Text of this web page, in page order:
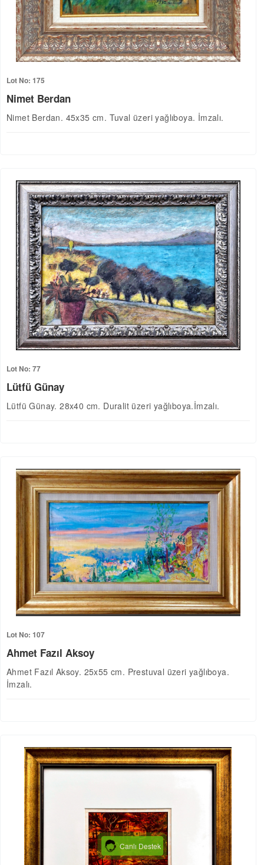
Lot No: 175
Nimet Berdan
Nimet Berdan. 45x35 cm. Tuval üzeri yağlıboya. İmzalı.
Lot No: 77
Lütfü Günay
Lütfü Günay. 28x40 cm. Duralit üzeri yağlıboya.İmzalı.
Lot No: 107
Ahmet Fazıl Aksoy
Ahmet Fazıl Aksoy. 25x55 cm. Prestuval üzeri yağlıboya.
İmzalı.
Canlı Destek